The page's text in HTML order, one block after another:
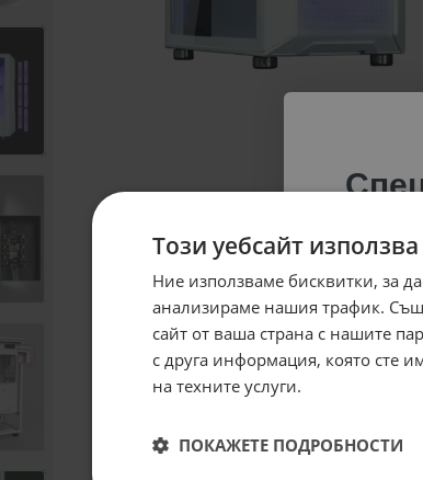
Този уебсайт
Ние използваме бисквитки, за
анализираме нашия трафик.
сайт от ваша страна с нашите
с друга информация, която сте
на техните услуги.
ПОКАЖЕТЕ ПОДРОБНОСТИ
въведеш
Email